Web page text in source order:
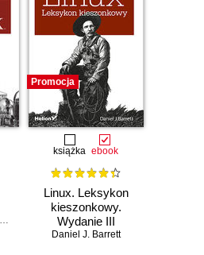
,Robert G. Byrnes
Promocja
książka ebook
Linux. Leksykon
kieszonkowy.
Wydanie III
Daniel J. Barrett